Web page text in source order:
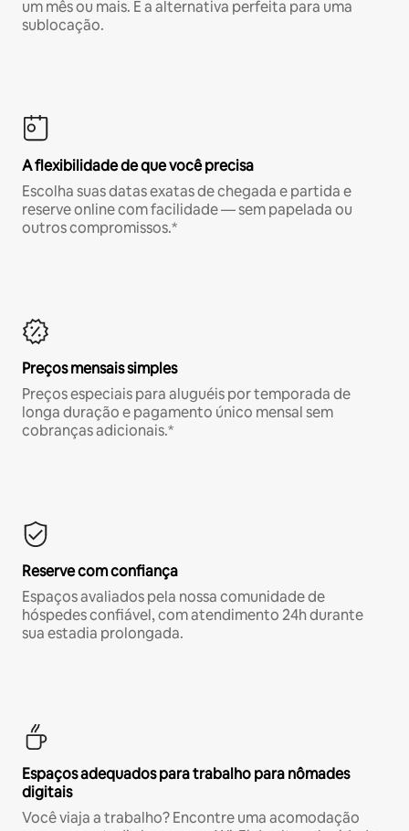
um mês ou mais. É a alternativa perfeita para uma
sublocação.
A flexibilidade de que você precisa
Escolha suas datas exatas de chegada e partida e
reserve online com facilidade — sem papelada ou
outros compromissos.*
Preços mensais simples
Preços especiais para aluguéis por temporada de
longa duração e pagamento único mensal sem
cobranças adicionais.*
Reserve com confiança
Espaços avaliados pela nossa comunidade de
hóspedes confiável, com atendimento 24h durante
sua estadia prolongada.
Espaços adequados para trabalho para nômades
digitais
Você viaja a trabalho? Encontre uma acomodação